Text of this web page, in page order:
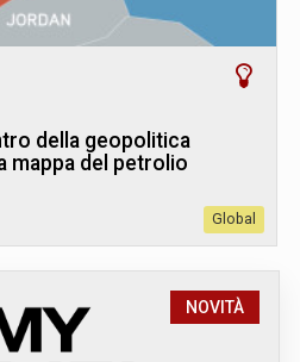
della geopolitica
mappa del petrolio
Global
NOVITÀ